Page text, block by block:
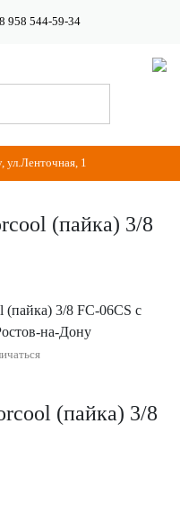
8 958 544-59-34
ул.Ленточная, 1
(пайка) 3/8
(пайка) 3/8